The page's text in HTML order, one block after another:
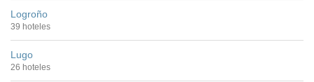
Logroño
39 hoteles
Lugo
26 hoteles